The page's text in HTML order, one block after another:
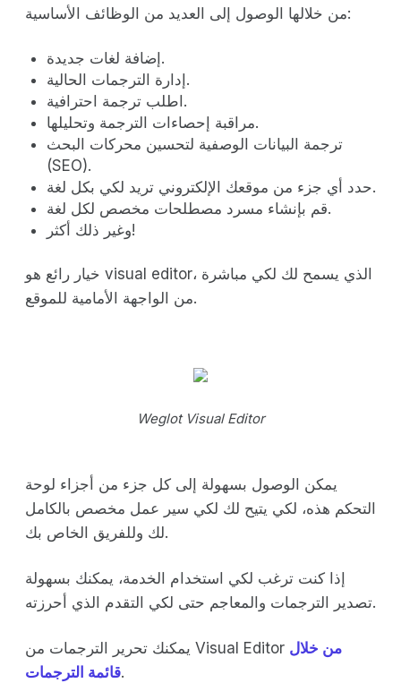
من خلالها الوصول إلى العديد من الوظائف الأساسية:
إضافة لغات جديدة.
إدارة الترجمات الحالية.
اطلب ترجمة احترافية.
مراقبة إحصاءات الترجمة وتحليلها.
ترجمة البيانات الوصفية لتحسين محركات البحث
(SEO).
حدد أي جزء من موقعك الإلكتروني تريد لكي بكل لغة.
قم بإنشاء مسرد مصطلحات مخصص لكل لغة.
وغير ذلك أكثر!
خيار رائع هو visual editor، الذي يسمح لك لكي مباشرة
من الواجهة الأمامية للموقع.
Weglot Visual Editor
يمكن الوصول بسهولة إلى كل جزء من أجزاء لوحة
التحكم هذه، لكي يتيح لك لكي سير عمل مخصص بالكامل
لك وللفريق الخاص بك.
إذا كنت ترغب لكي استخدام الخدمة، يمكنك بسهولة
تصدير الترجمات والمعاجم حتى لكي التقدم الذي أحرزته.
يمكنك تحرير الترجمات من Visual Editor من خلال
قائمة الترجمات.